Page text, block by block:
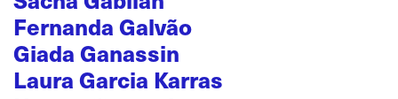
Fernanda Galvão
Giada Ganassin
Laura Garcia Karras